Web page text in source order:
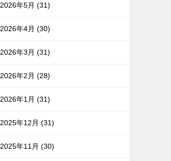
2026年5月 (31)
2026年4月 (30)
2026年3月 (31)
2026年2月 (28)
2026年1月 (31)
2025年12月 (31)
2025年11月 (30)